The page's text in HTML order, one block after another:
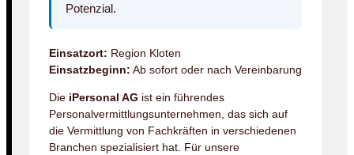
Potenzial.
Einsatzort: Region Kloten
Einsatzbeginn: Ab sofort oder nach Vereinbarung
Die iPersonal AG ist ein führendes
Personalvermittlungsunternehmen, das sich auf
die Vermittlung von Fachkräften in verschiedenen
Branchen spezialisiert hat. Für unsere